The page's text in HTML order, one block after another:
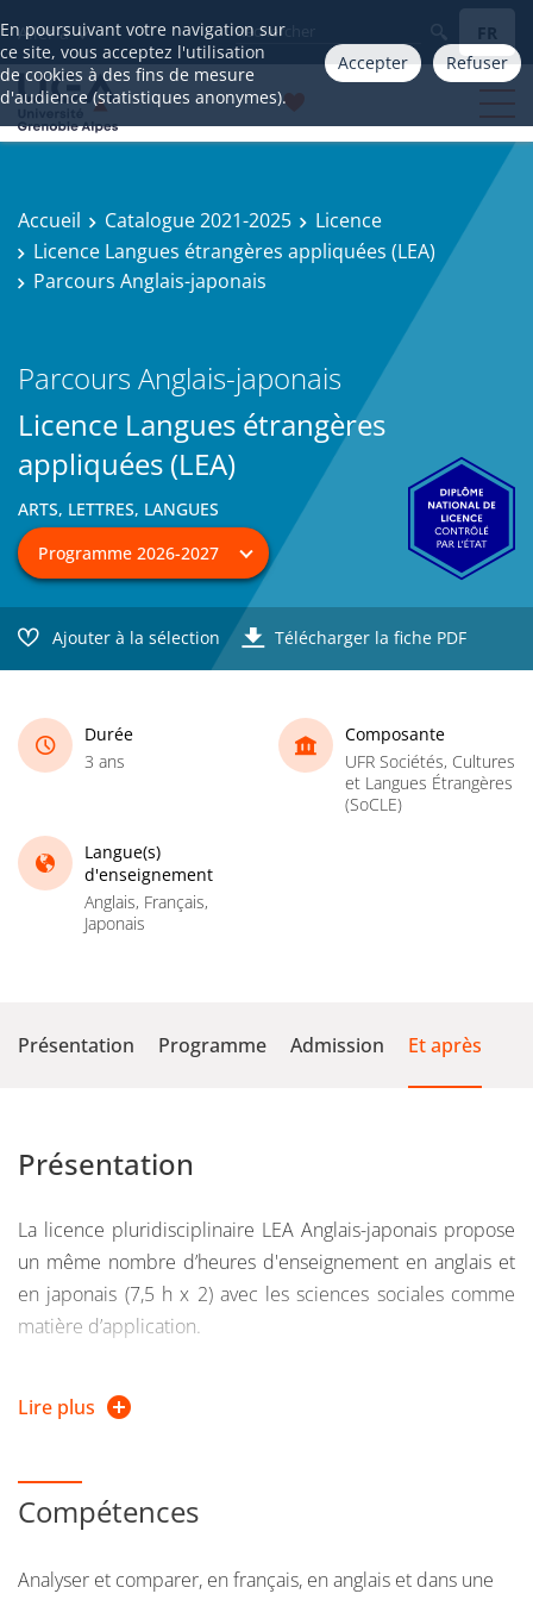
En poursuivant votre navigation sur
ce site, vous acceptez l'utilisation
de cookies à des fins de mesure
d'audience (statistiques anonymes).
Accepter Refuser
Aller à FR
Accueil Catalogue 2021-2025
Licence
Licence Langues étrangères appliquées (LEA)
Parcours Anglais-japonais
Parcours Anglais-japonais
Licence Langues étrangères
appliquées (LEA)
ARTS, LETTRES, LANGUES
Ajouter à la sélection Télécharger la fiche PDF
Durée
3 ans
Composante
UFR Sociétés, Cultures
et Langues Étrangères
(SoCLE)
Langue(s)
d'enseignement
Anglais, Français,
Japonais
Présentation Programme Admission Et après
Présentation
La licence pluridisciplinaire LEA Anglais-japonais propose
un même nombre d’heures d'enseignement en anglais et
en japonais (7,5 h x 2) avec les sciences sociales comme
matière d’application.
UEF : l’anglais (10,5 ECTS), le japonais (10,5 ECTS) et les
être un enseignement transversal au choix ou une langue
vivante 3 ou un sport
Le programme de la 3e année prévoit en plus des trois
Lire plus
Compétences
Analyser et comparer, en français, en anglais et dans une